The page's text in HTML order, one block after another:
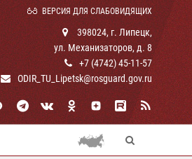
ВЕРСИЯ ДЛЯ СЛАБОВИДЯЩИХ
398024, г. Липецк,
ул. Механизаторов, д. 8
+7 (4742) 45-11-57
ODIR_TU_Lipetsk@rosguard.gov.ru